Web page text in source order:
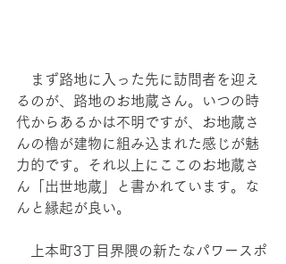
まず路地に入った先に訪問者を迎え
るのが、路地のお地蔵さん。いつの時
代からあるかは不明ですが、お地蔵さ
んの櫓が建物に組み込まれた感じが魅
力的です。それ以上にここのお地蔵さ
ん「出世地蔵」と書かれています。な
んと縁起が良い。
上本町3丁目界隈の新たなパワースポ